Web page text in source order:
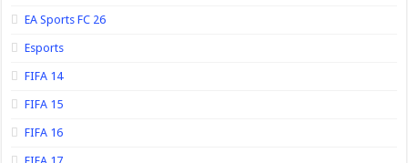
EA Sports FC 26
Esports
FIFA 14
FIFA 15
FIFA 16